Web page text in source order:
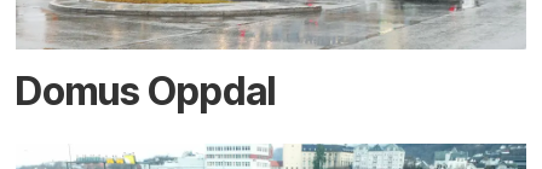
Domus Oppdal